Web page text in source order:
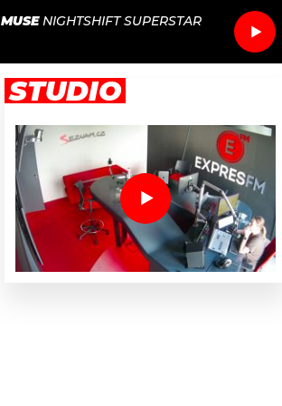
MUSE NIGHTSHIFT SUPERSTAR
STUDIO